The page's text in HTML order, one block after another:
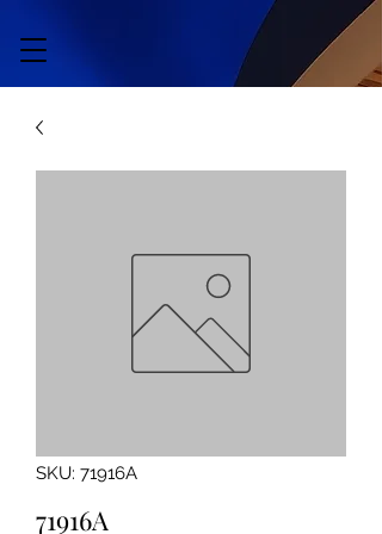
SKU: 71916A
71916A